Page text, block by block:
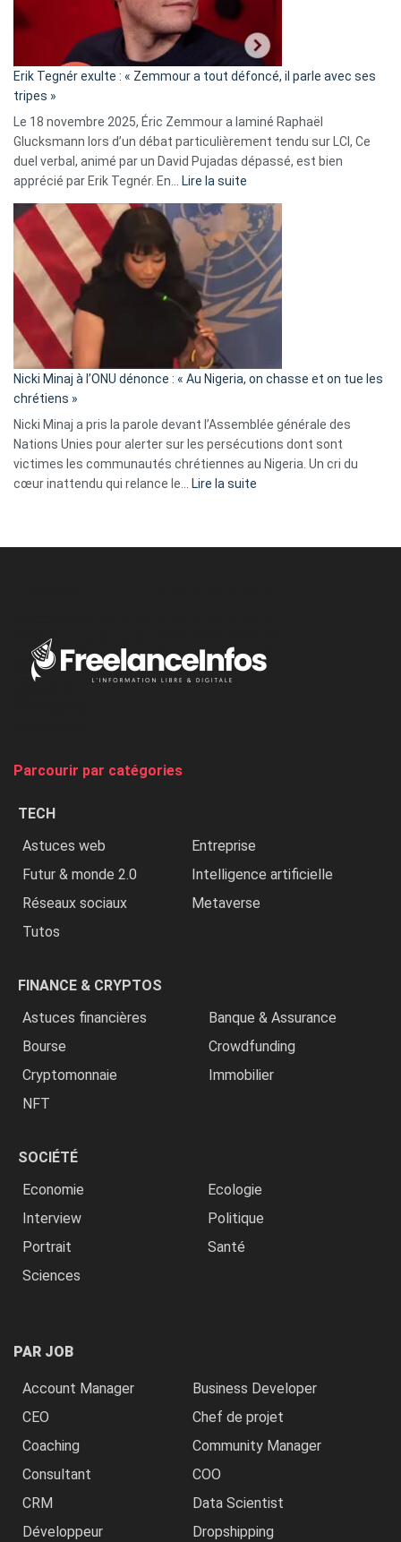
«
C’est
fake
news
»
Erik Tegnér exulte : « Zemmour a tout défoncé, il parle avec ses
tripes »
Le 18 novembre 2025, Éric Zemmour a laminé Raphaël
Glucksmann lors d’un débat particulièrement tendu sur LCI, Ce
duel verbal, animé par un David Pujadas dépassé, est bien
apprécié par Erik Tegnér. En… Lire la suite
Erik
Tegnér
exulte
:
« Zemmour
a
tout
parle
ses
tripes »
Nicki Minaj à l’ONU dénonce : « Au Nigeria, on chasse et on tue les
chrétiens »
Nicki Minaj a pris la parole devant l’Assemblée générale des
Nations Unies pour alerter sur les persécutions dont sont
victimes les communautés chrétiennes au Nigeria. Un cri du
cœur inattendu qui relance le… Lire la suite
Nigeria,
Parcourir par catégories
TECH
Astuces web
Entreprise
Futur & monde 2.0
Intelligence artificielle
Réseaux sociaux
Metaverse
Tutos
FINANCE & CRYPTOS
Astuces financières
Banque & Assurance
Bourse
Crowdfunding
Cryptomonnaie
Immobilier
NFT
SOCIÉTÉ
Economie
Ecologie
Interview
Politique
Portrait
Santé
Sciences
PAR JOB
Account Manager
Business Developer
CEO
Chef de projet
Coaching
Community Manager
Consultant
COO
CRM
Data Scientist
Développeur
Dropshipping